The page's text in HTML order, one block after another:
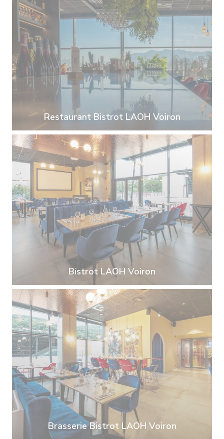
Restaurant Bistrot LAOH Voiron
Bistrot LAOH Voiron
Brasserie Bistrot LAOH Voiron